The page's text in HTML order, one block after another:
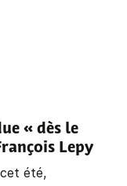
« dès le
Lepy
été,